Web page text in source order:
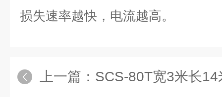
损失速率越快，电流越高。
上一篇： SCS-80T宽3米长